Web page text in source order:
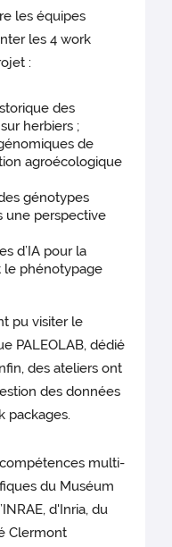
les équipes
les 4 work
:
des
herbiers ;
de
agroécologique
génotypes
une perspective
d’IA pour la
le phénotypage
pu visiter le
PALEOLAB, dédié
des ateliers ont
des données
packages.
multi-
du Muséum
d'Inria, du
Clermont